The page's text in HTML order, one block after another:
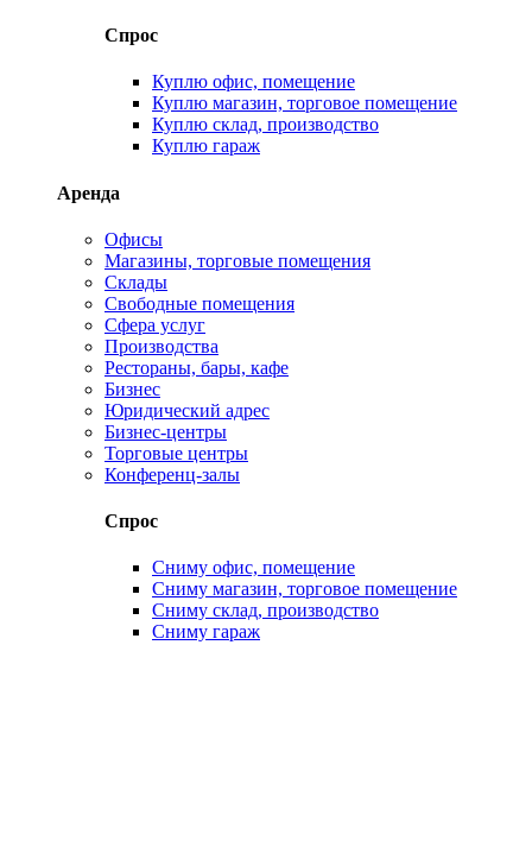
Спрос
Куплю офис, помещение
Куплю магазин, торговое помещение
Куплю склад, производство
Куплю гараж
Аренда
Офисы
Магазины, торговые помещения
Склады
Свободные помещения
Сфера услуг
Производства
Рестораны, бары, кафе
Бизнес
Юридический адрес
Бизнес-центры
Торговые центры
Конференц-залы
Спрос
Сниму офис, помещение
Сниму магазин, торговое помещение
Сниму склад, производство
Сниму гараж